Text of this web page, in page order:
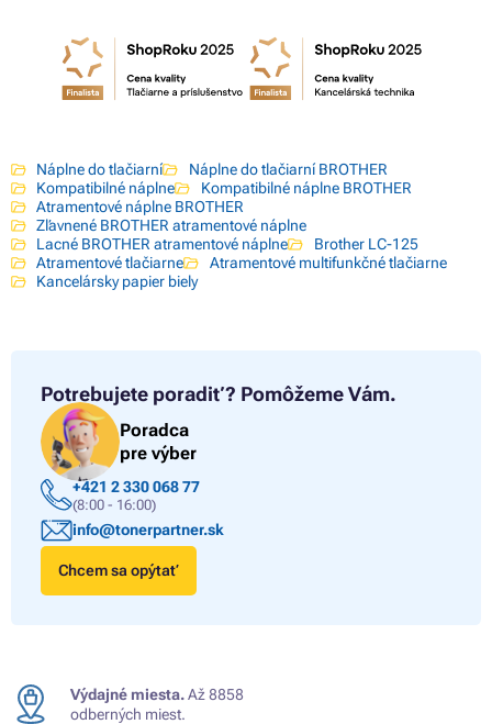
Náplne do tlačiarní
Náplne do tlačiarní BROTHER
Kompatibilné náplne
Kompatibilné náplne BROTHER
Atramentové náplne BROTHER
Zľavnené BROTHER atramentové náplne
Lacné BROTHER atramentové náplne
Brother LC-125
Atramentové tlačiarne
Atramentové multifunkčné tlačiarne
Kancelársky papier biely
Potrebujete poradiť? Pomôžeme Vám.
Poradca
pre výber
+421 2 330 068 77
(8:00 - 16:00)
info@tonerpartner.sk
Chcem sa opýtať
Výdajné miesta.Až 8858
odberných miest.